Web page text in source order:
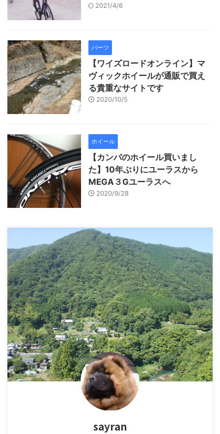
2021/4/6
パーツ
【ワイズロードオンライン】マ
ヴィックホイールが通販で買え
る貴重なサイトです
2020/10/5
ホイール
【カンパのホイール買いまし
た】10年ぶりにユーラスから
MEGA３Gユーラスへ
2020/9/28
sayran